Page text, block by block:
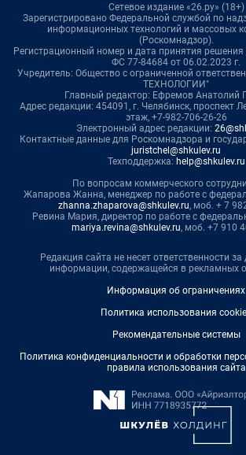
Сетевое издание «26.ру» (18+)
Зарегистрировано Федеральной службой по
информационных технологий и массовых
(Роскомнадзор).
Регистрационный номер и дата принятия
ФС 77-84684 от 06.02.2023 г.
Учредитель: Общество с ограниченной
ТЕХНОЛОГИИ"
Главный редактор: Ефремов Анатолий
Адрес редакции: 454091, г. Челябинск, проспект
этаж, +7-982-706-26-26
Электронный адрес редакции:
Контактные данные для Роскомнадзора и
juristchel@shkulev.ru
Техподдержка: help@shkulev.ru
По вопросам коммерческого
Жапарова Жанна, менеджер по работе с
zhanna.zhaparova@shkulev.ru, моб. + 7
Ревина Мария, директор по работе с
mariya.revina@shkulev.ru, моб. +7 910
Редакция сайта не несет ответственности за
информации, содержащейся в рекламных
Информация об ограничениях
Политика использования
Рекомендательные системы
Политика конфиденциальности и обработки
правила использования сайта